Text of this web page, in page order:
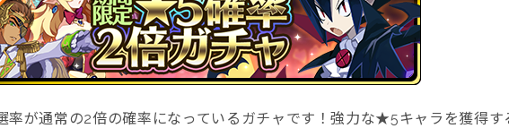
が通常の2倍の確率になっているガチャです！強力な★5キャラを獲得す